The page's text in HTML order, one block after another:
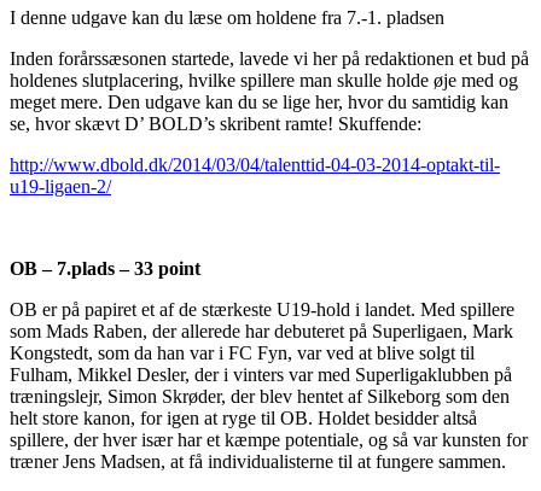
I denne udgave kan du læse om holdene fra 7.-1. pladsen
Inden forårssæsonen startede, lavede vi her på redaktionen et bud på
holdenes slutplacering, hvilke spillere man skulle holde øje med og
meget mere. Den udgave kan du se lige her, hvor du samtidig kan
se, hvor skævt D’ BOLD’s skribent ramte! Skuffende:
http://www.dbold.dk/2014/03/04/talenttid-04-03-2014-optakt-til-
u19-ligaen-2/
OB – 7.plads – 33 point
OB er på papiret et af de stærkeste U19-hold i landet. Med spillere
som Mads Raben, der allerede har debuteret på Superligaen, Mark
Kongstedt, som da han var i FC Fyn, var ved at blive solgt til
Fulham, Mikkel Desler, der i vinters var med Superligaklubben på
træningslejr, Simon Skrøder, der blev hentet af Silkeborg som den
helt store kanon, for igen at ryge til OB. Holdet besidder altså
spillere, der hver især har et kæmpe potentiale, og så var kunsten for
træner Jens Madsen, at få individualisterne til at fungere sammen.